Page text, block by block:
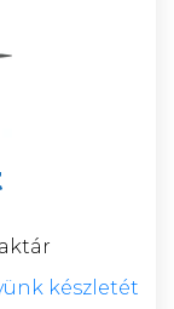
készletét